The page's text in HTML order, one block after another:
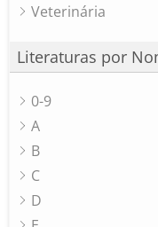
Veterinária
Literaturas por
0-9
A
B
C
D